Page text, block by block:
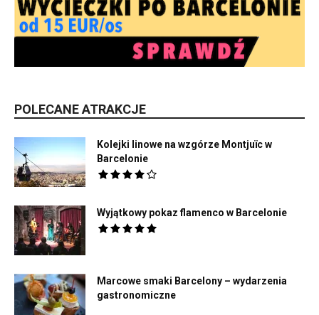
POLECANE ATRAKCJE
Kolejki linowe na wzgórze Montjuïc w
Barcelonie
Wyjątkowy pokaz flamenco w Barcelonie
Marcowe smaki Barcelony – wydarzenia
gastronomiczne